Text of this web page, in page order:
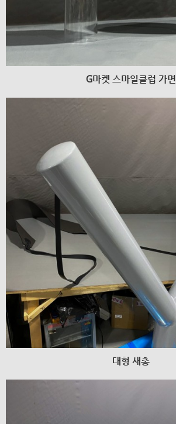
G마켓 스마일클럽 가면
대형 새총